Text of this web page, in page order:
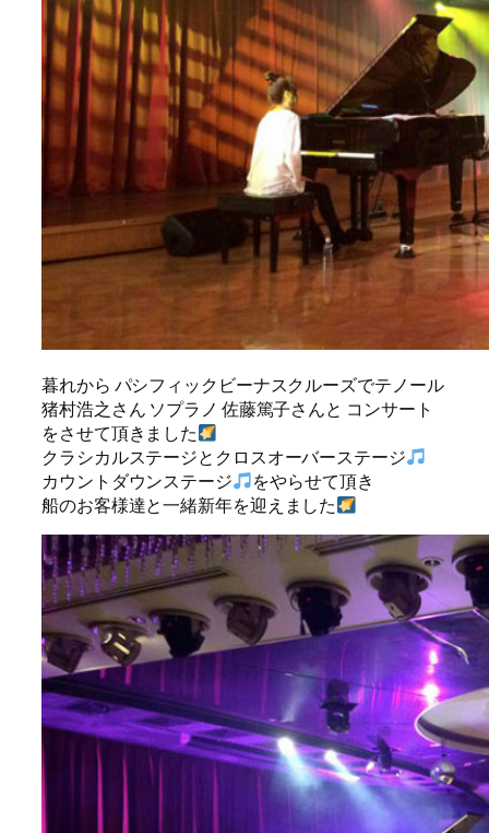
暮れから パシフィックビーナスクルーズでテノール
猪村浩之さん ソプラノ 佐藤篤子さんと コンサート
をさせて頂きました
クラシカルステージとクロスオーバーステージ
カウントダウンステージ
をやらせて頂き
船のお客様達と一緒新年を迎えました